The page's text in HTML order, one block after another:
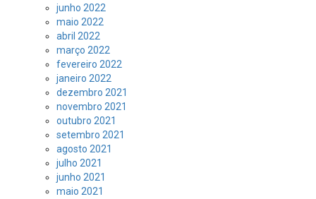
junho 2022
maio 2022
abril 2022
março 2022
fevereiro 2022
janeiro 2022
dezembro 2021
novembro 2021
outubro 2021
setembro 2021
agosto 2021
julho 2021
junho 2021
maio 2021